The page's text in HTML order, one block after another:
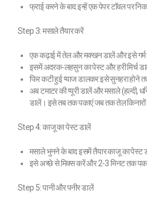
फ्राई करने के बाद इन्हें एक पेपर टॉवल पर
Step 3: मसाले तैयार करें
एक कढ़ाई में तेल और मक्खन डालें और इसे
इसमें अदरक-लहसुन का पेस्ट और हरी मिर्च
फिर कटी हुई प्याज डालकर इसे सुनहरा होने
अब टमाटर की प्यूरी डालें और मसाले (हल्दी,
डालें। इसे तब तक पकाएं जब तक तेल किनारों
Step 4: काजू का पेस्ट डालें
मसाले भुनने के बाद इसमें तैयार काजू का पेस्ट
इसे अच्छे से मिक्स करें और 2-3 मिनट तक
Step 5: पानी और पनीर डालें